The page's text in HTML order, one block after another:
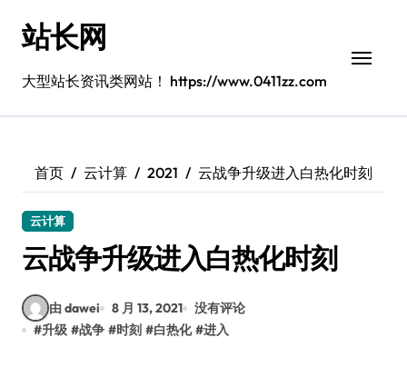
站长网
大型站长资讯类网站！ https://www.0411zz.com
首页 云计算 2021 云战争升级进入白热化时刻
云计算
云战争升级进入白热化时刻
由 dawei 8 月 13, 2021
没有评论
#升级 #战争 #时刻 #白热化 #进入